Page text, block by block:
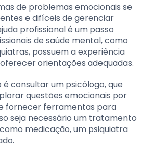
de problemas emocionais se
e difíceis de gerenciar
profissional é um passo
de saúde mental, como
possuem a experiência
orientações adequadas.
consultar um psicólogo, que
questões emocionais por
fornecer ferramentas para
seja necessário um tratamento
medicação, um psiquiatra